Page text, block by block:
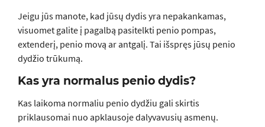
Jeigu jūs manote, kad jūsų dydis yra nepakankamas,
visuomet galite į pagalbą pasitelkti penio pompas,
extenderį, penio movą ar antgalį. Tai išspręs jūsų penio
dydžio trūkumą.
Kas yra normalus penio dydis?
Kas laikoma normaliu penio dydžiu gali skirtis
priklausomai nuo apklausoje dalyvavusių asmenų.